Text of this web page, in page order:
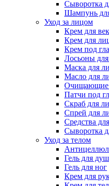
Сыворотка
Шампунь
Уход за лицом
Крем для век
Крем для
Крем под
Лосьоны
Маска для
Масло для
Очищающие
Патчи под
Скраб для
Спрей для
Средства
Сыворотка
Уход за телом
Гель для
Гель для ног
Крем для